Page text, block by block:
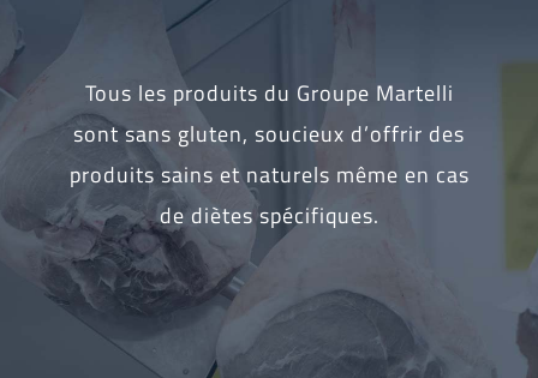
Tous les produits du Groupe Martelli
sont sans gluten, soucieux d’offrir des
produits sains et naturels même en cas
de diètes spécifiques.